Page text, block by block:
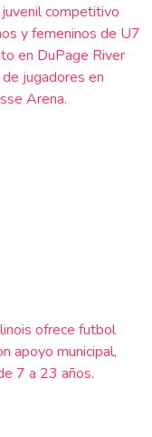
competitivo
y femeninos de U7
en DuPage River
jugadores en
Arena.
ofrece futbol
apoyo municipal,
7 a 23 años.